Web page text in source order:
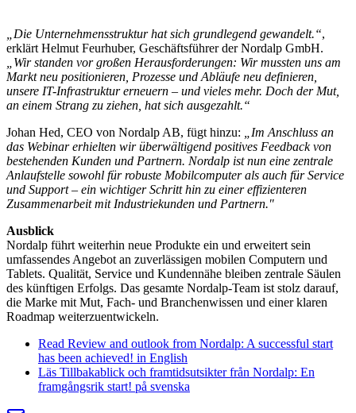
„Die Unternehmensstruktur hat sich grundlegend gewandelt.“,
erklärt Helmut Feurhuber, Geschäftsführer der Nordalp GmbH.
„Wir standen vor großen Herausforderungen: Wir mussten uns am
Markt neu positionieren, Prozesse und Abläufe neu definieren,
unsere IT-Infrastruktur erneuern – und vieles mehr. Doch der Mut,
an einem Strang zu ziehen, hat sich ausgezahlt.“
Johan Hed, CEO von Nordalp AB, fügt hinzu:
„Im Anschluss an
das Webinar erhielten wir überwältigend positives Feedback von
bestehenden Kunden und Partnern. Nordalp ist nun eine zentrale
Anlaufstelle sowohl für robuste Mobilcomputer als auch für Service
und Support – ein wichtiger Schritt hin zu einer effizienteren
Zusammenarbeit mit Industriekunden und Partnern."
Ausblick
Nordalp führt weiterhin neue Produkte ein und erweitert sein
umfassendes Angebot an zuverlässigen mobilen Computern und
Tablets. Qualität, Service und Kundennähe bleiben zentrale Säulen
des künftigen Erfolgs. Das gesamte Nordalp-Team ist stolz darauf,
die Marke mit Mut, Fach- und Branchenwissen und einer klaren
Roadmap weiterzuentwickeln.
Read Review and outlook from Nordalp: A successful start
has been achieved! in English
Läs Tillbakablick och framtidsutsikter från Nordalp: En
framgångsrik start! på svenska